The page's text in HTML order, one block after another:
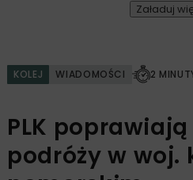
Załaduj
KOLEJ WIADOMOŚCI 2
PLK
podróży w